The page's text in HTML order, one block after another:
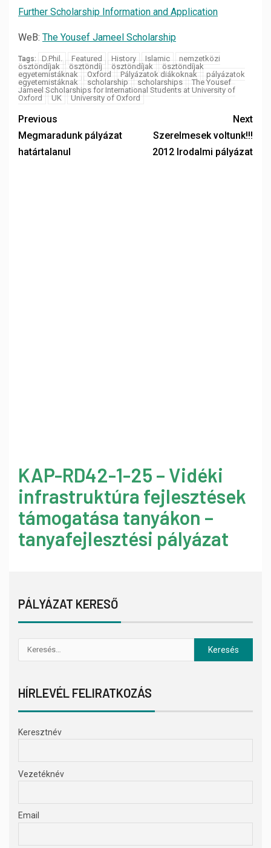
Further Scholarship Information and Application
WeB: The Yousef Jameel Scholarship
Tags: D.Phil. Featured History Islamic
nemzetközi
ösztöndíjak
ösztöndíj ösztöndíjak
ösztöndíjak
egyetemistáknak
Oxford Pályázatok diákoknak
pályázatok
egyetemistáknak
scholarship scholarships
The Yousef
Jameel Scholarships for International Students at University of
Oxford
UK University of Oxford
Previous
Megmaradunk pályázat
határtalanul
Next
Szerelmesek voltunk!!!
2012 Irodalmi pályázat
KAP-RD42-1-25 – Vidéki
infrastruktúra fejlesztések
támogatása tanyákon –
tanyafejlesztési pályázat
PÁLYÁZAT KERESŐ
HÍRLEVÉL FELIRATKOZÁS
Keresztnév
Vezetéknév
Email